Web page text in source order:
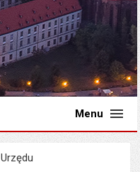
Menu
Urząd Miejski